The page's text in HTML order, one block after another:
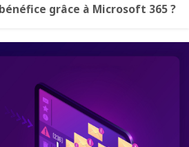
grâce à Microsoft 365 ?